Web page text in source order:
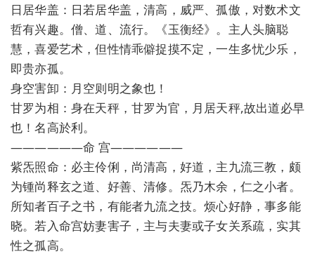
日居华盖：日若居华盖，清高，威严、孤傲，对数术文
哲有兴趣。僧、道、流行。《玉衡经》。主人头脑聪
慧，喜爱艺术，但性情乖僻捉摸不定，一生多忧少乐，
即贵亦孤。
身空害卸：月空则明之象也！
甘罗为相：身在天秤，甘罗为官，月居天秤,故出道必早
也！名高於利。
——————命 宫——————
紫炁照命：必主伶俐，尚清高，好道，主九流三教，颇
为锺尚释玄之道、好善、清修。炁乃木余，仁之小者。
所知者百子之书，有能者九流之技。烦心好静，事多能
晓。若入命宫妨妻害子，主与夫妻或子女关系疏，实其
性之孤高。